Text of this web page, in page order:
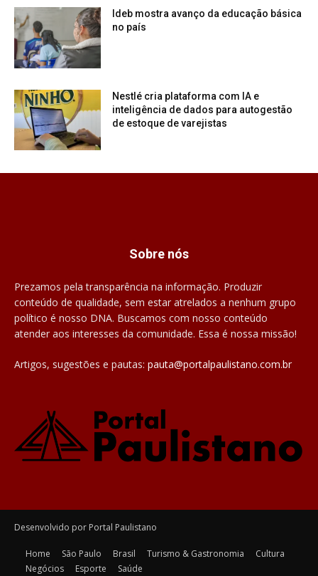
Ideb mostra avanço da educação básica
no país
Nestlé cria plataforma com IA e
inteligência de dados para autogestão
de estoque de varejistas
Sobre nós
Prezamos pela transparência na informação. Produzir
conteúdo de qualidade, sem estar atrelados a nenhum grupo
político é nosso DNA. Buscamos com nosso conteúdo
atender aos interesses da comunidade. Essa é nossa missão!
Artigos, sugestões e pautas: pauta@portalpaulistano.com.br
Desenvolvido por Portal Paulistano
Home São Paulo Brasil Turismo & Gastronomia
Cultura
Negócios
Esporte Saúde